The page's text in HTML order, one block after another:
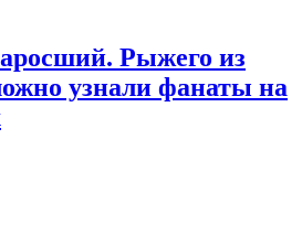
Рыжего из
узнали фанаты на